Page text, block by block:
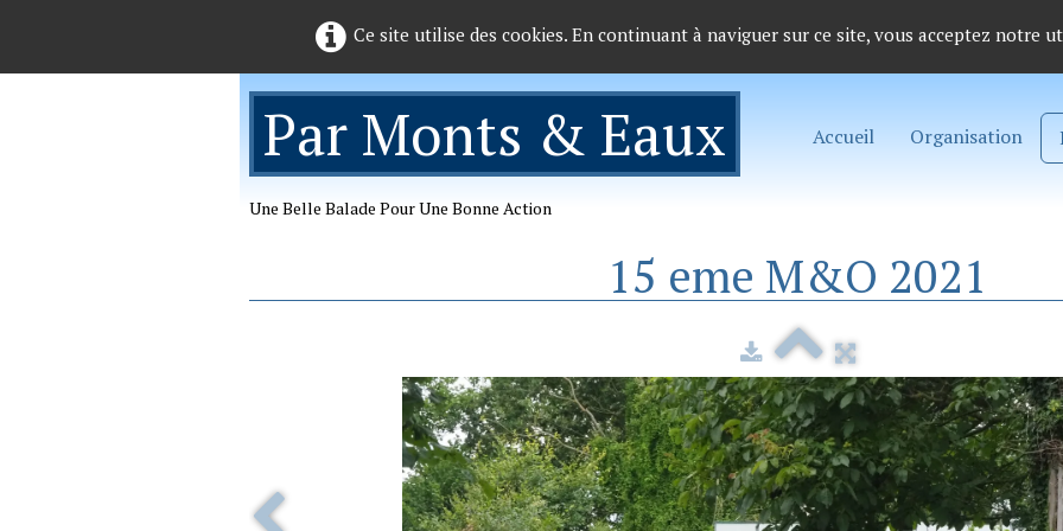
Ce site utilise des cookies. En continuant à naviguer sur ce site, vous acceptez notre
Par Monts & Eaux
Une Belle Balade Pour Une Bonne Action
Accueil Organisation
15 eme M&O 2021